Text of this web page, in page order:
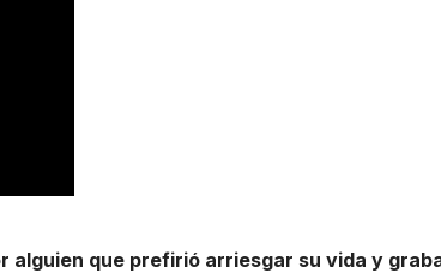
que prefirió arriesgar su vida y